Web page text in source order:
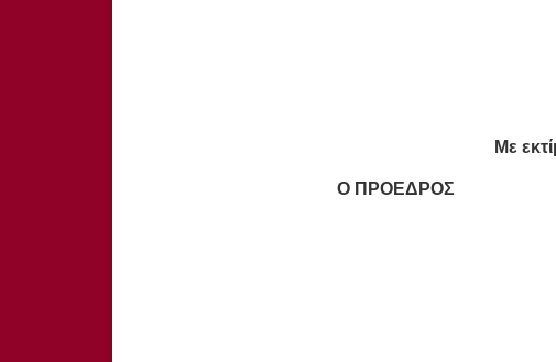
Με
Ο ΠΡΟΕΔΡΟΣ Ο